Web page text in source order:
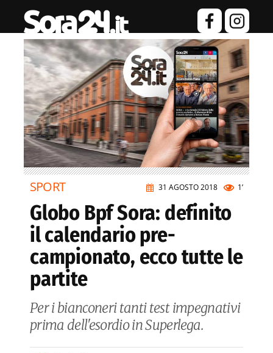
31 AGOSTO 2018 1’
SPORT
Globo Bpf Sora: definito
il calendario pre-
campionato, ecco tutte le
partite
Per i bianconeri tanti test impegnativi
prima dell'esordio in Superlega.